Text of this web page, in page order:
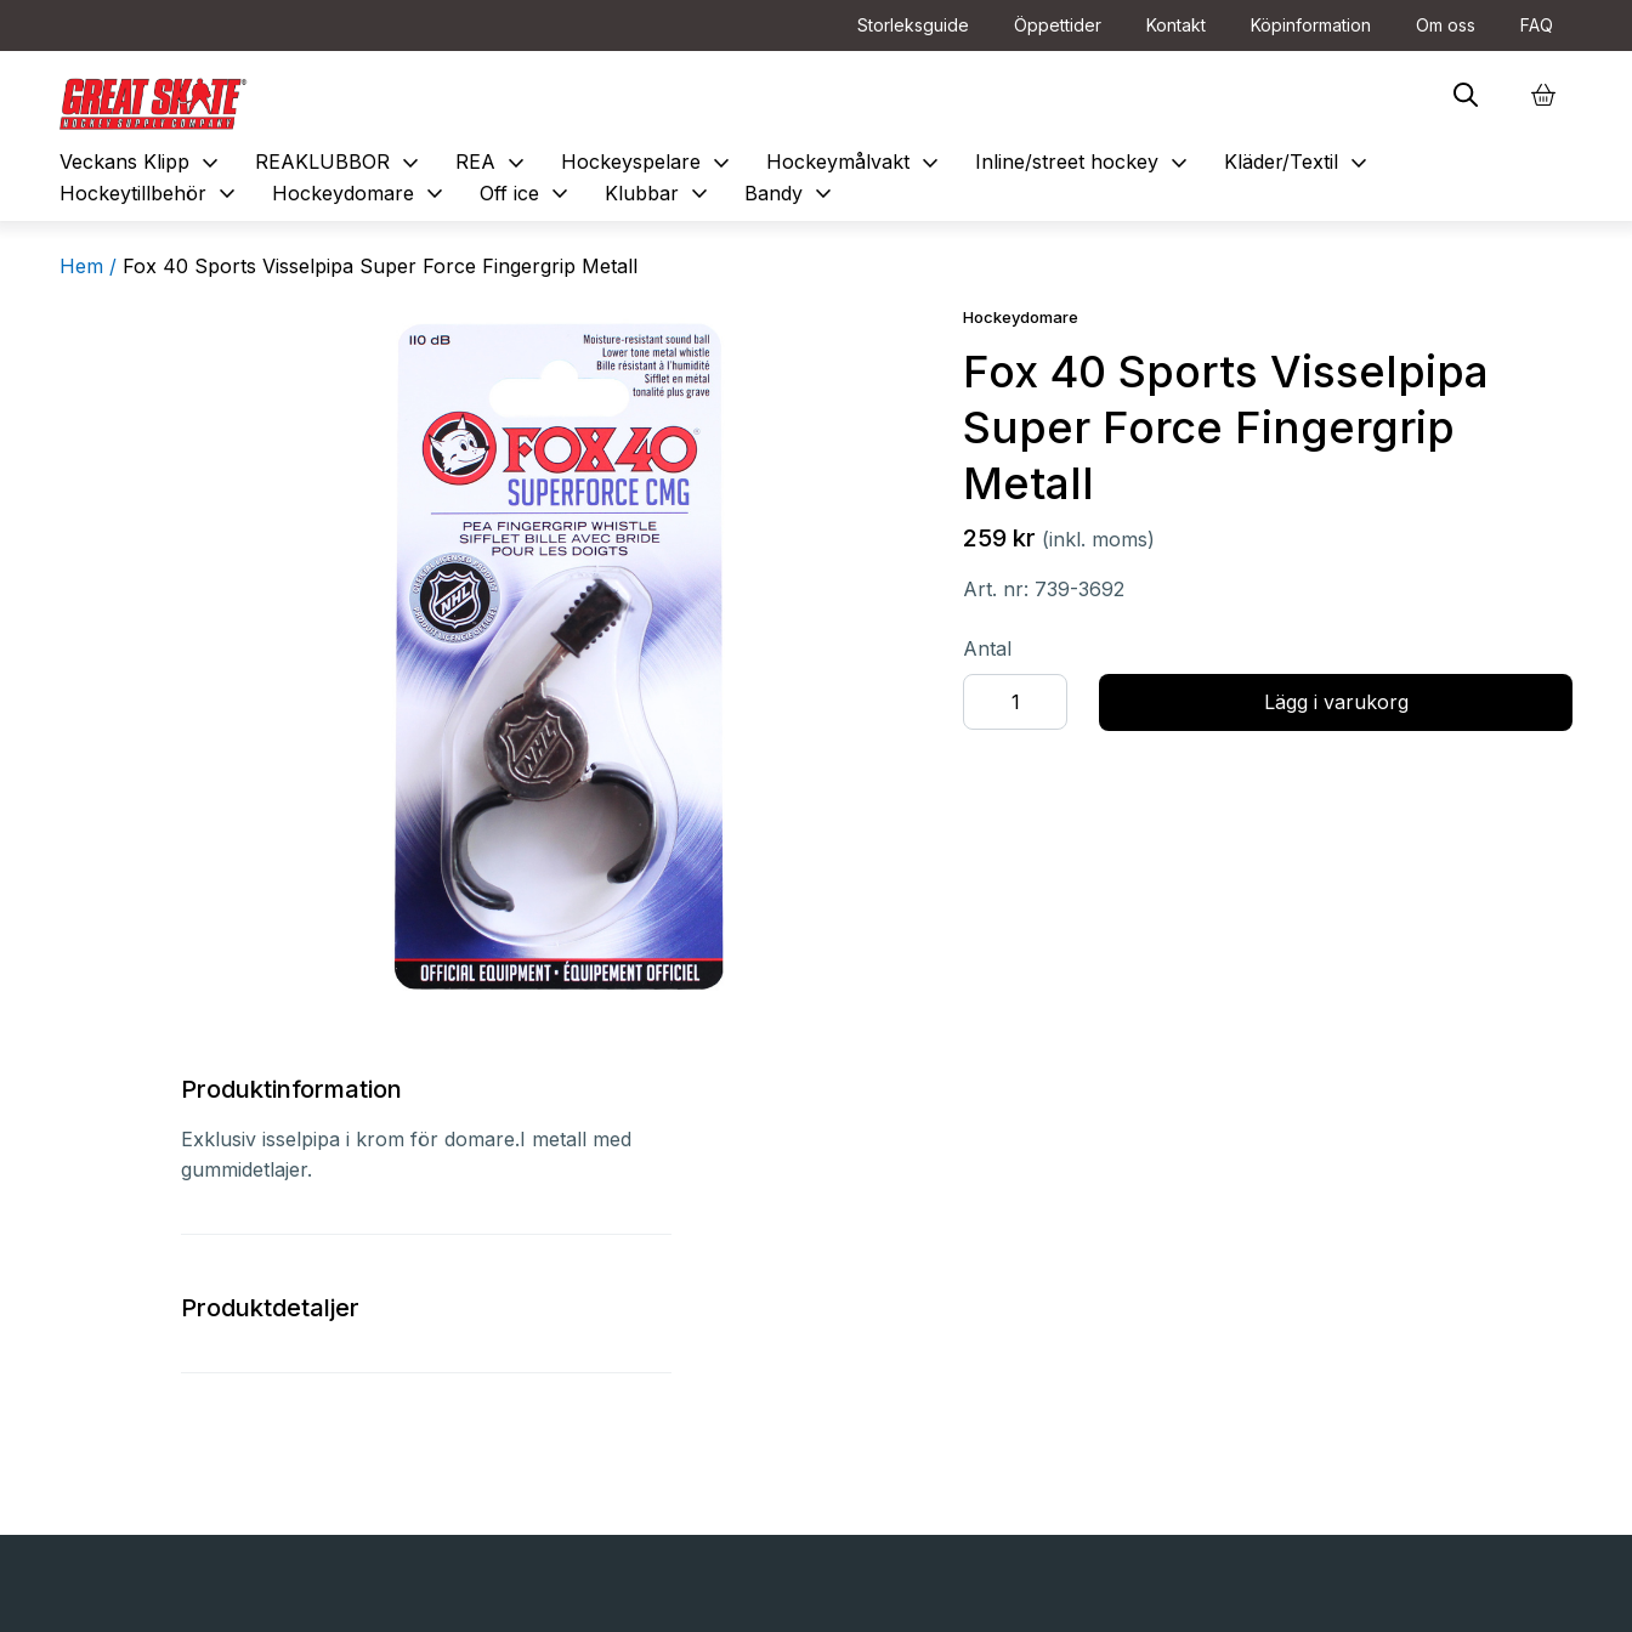
Storleksguide Öppettider Kontakt Köpinformation Om oss FAQ
Veckans Klipp expand_more REAKLUBBOR expand_more REA expand_more Hockeyspelare expand_more Hockeymålvakt expand_more Inline/street hockey expand_more Kläder/Textil expand_more
Hockeytillbehör expand_more Hockeydomare expand_more Off ice expand_more Klubbar expand_more Bandy expand_more
Hem / Fox 40 Sports Visselpipa Super Force Fingergrip Metall
Produktinformation
Exklusiv isselpipa i krom för domare.I metall med
gummidetlajer.
Produktdetaljer
Hockeydomare
Fox 40 Sports Visselpipa
Super Force Fingergrip
Metall
259 kr (inkl. moms)
Art. nr: 739-3692
Antal
Lägg i varukorg